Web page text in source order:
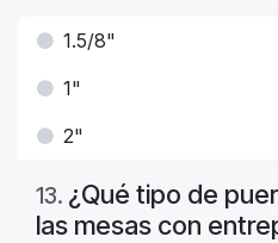
1.5/8"
1"
2"
13. ¿Qué tipo de
las mesas con